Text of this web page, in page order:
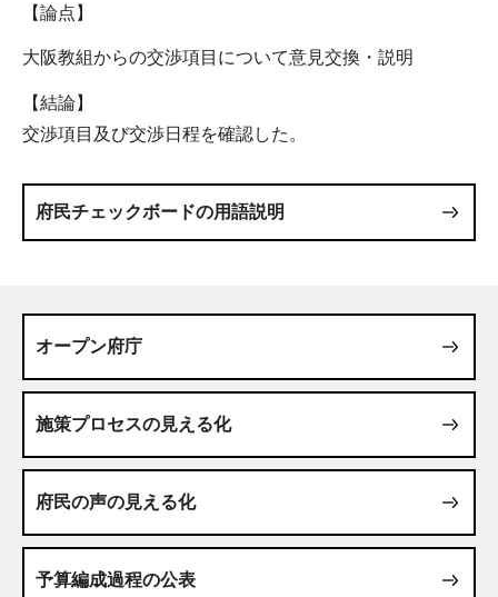
【論点】
大阪教組からの交渉項目について意見交換・説明
【結論】
交渉項目及び交渉日程を確認した。
府民チェックボードの用語説明
オープン府庁
施策プロセスの見える化
府民の声の見える化
予算編成過程の公表